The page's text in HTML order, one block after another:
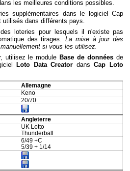
les meilleures conditions possibles.
supplémentaires dans le logiciel Cap
dans différents pays.
des loteries pour lesquels il n'existe pas
des tirages. La mise à jour des
si vous les utilisez.
utilisez le module Base de données de
Loto Data Creator dansCap Loto
Allemagne
Keno
20/70
Angleterre
UK Lotto
Thunderball
6/49 +C
5/39 + 1/14